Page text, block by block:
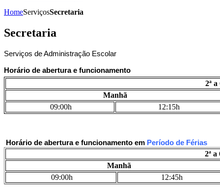
HomeServiçosSecretaria
Secretaria
Serviços de Administração Escolar
Horário de abertura e funcionamento
2ª
Manhã
09:00h
12:15h
Horário de abertura e funcionamento em Período de Férias
2ª a
Manhã
09:00h
12:45h